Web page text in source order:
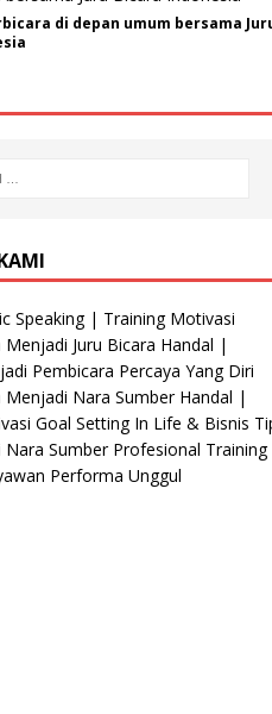
di depan umum bersama
Speaking | Training Motivasi
Menjadi Juru Bicara Handal |
Pembicara Percaya Yang Diri
Menjadi Nara Sumber Handal |
Goal Setting In Life & Bisnis
Nara Sumber Profesional Training
Performa Unggul